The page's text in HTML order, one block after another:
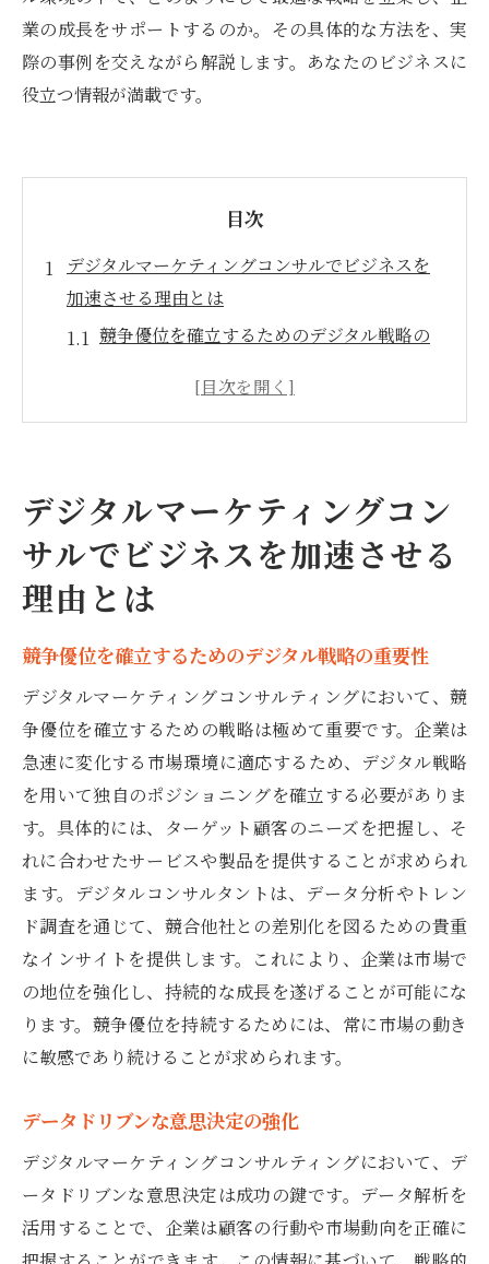
業の成長をサポートするのか。その具体的な方法を、実
際の事例を交えながら解説します。あなたのビジネスに
役立つ情報が満載です。
目次
デジタルマーケティングコンサルでビジネスを
加速させる理由とは
競争優位を確立するためのデジタル戦略の
マーケットトレンドの迅速なキャッチアッ
プ
ROIを最大化するための最適なアプローチ
案法
効果的な目標設定とKPIの策定
デジタルチャネルの統合とそのメリット
ターゲティングとパーソナライズ戦略の最
適化
競合分析を活用した戦略構築
イノベーションを推進するための最新技術
の活用
持続可能な戦略のためのフィードバックル
ープの重要性
変化するデジタル環境でコンサルが果たす役割
市場変化への迅速な適応力の重要性
デジタルトランスフォーメーションの推進
役
サイバーセキュリティ対策の強化支援
デジタルリスクの管理と回避策
デジタルマーケティングコン
サルでビジネスを加速させる
理由とは
競争優位を確立するためのデジタル戦略の重要性
デジタルマーケティングコンサルティングにおいて、競
争優位を確立するための戦略は極めて重要です。企業は
急速に変化する市場環境に適応するため、デジタル戦略
を用いて独自のポジショニングを確立する必要がありま
す。具体的には、ターゲット顧客のニーズを把握し、そ
れに合わせたサービスや製品を提供することが求められ
ます。デジタルコンサルタントは、データ分析やトレン
ド調査を通じて、競合他社との差別化を図るための貴重
なインサイトを提供します。これにより、企業は市場で
の地位を強化し、持続的な成長を遂げることが可能にな
ります。競争優位を持続するためには、常に市場の動き
に敏感であり続けることが求められます。
データドリブンな意思決定の強化
デジタルマーケティングコンサルティングにおいて、デ
ータドリブンな意思決定は成功の鍵です。データ解析を
活用することで、企業は顧客の行動や市場動向を正確に